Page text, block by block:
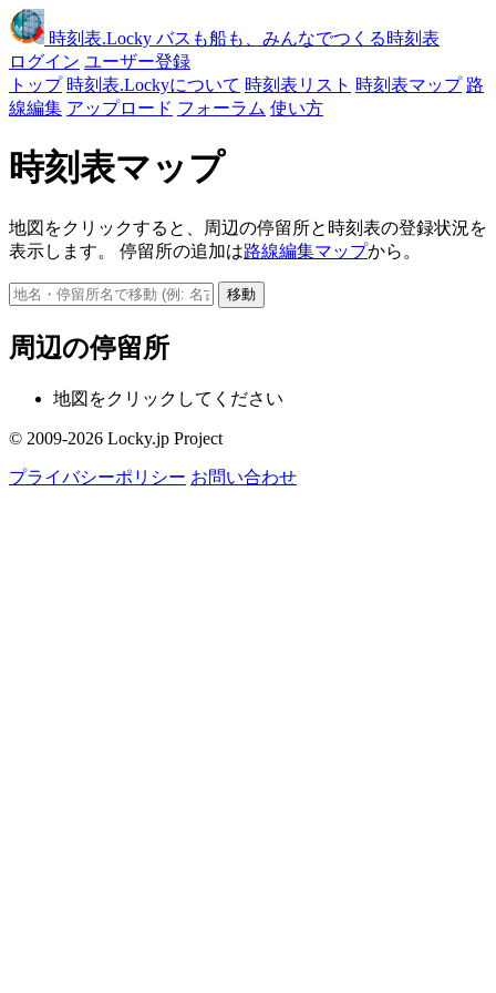
時刻表.Locky バスも船も、みんなでつくる時刻表
ログイン ユーザー登録
トップ 時刻表.Lockyについて 時刻表リスト 時刻表マップ 路
線編集 アップロード フォーラム 使い方
時刻表マップ
地図をクリックすると、周辺の停留所と時刻表の登録状況を
表示します。 停留所の追加は路線編集マップから。
移動
周辺の停留所
地図をクリックしてください
© 2009-2026 Locky.jp Project
プライバシーポリシー お問い合わせ